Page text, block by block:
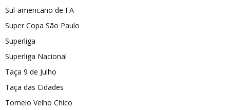
Sul-americano de FA
Super Copa São Paulo
Superliga
Superliga Nacional
Taça 9 de Julho
Taça das Cidades
Torneio Velho Chico